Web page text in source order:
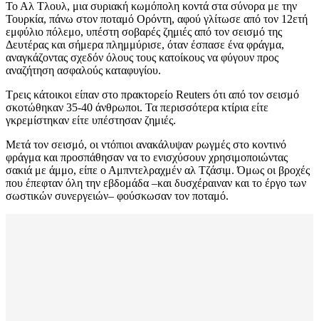
Το Αλ Τλουλ, μια συριακή κωμόπολη κοντά στα σύνορα με την
Τουρκία, πάνω στον ποταμό Ορόντη, αφού γλίτωσε από τον 12ετή
εμφύλιο πόλεμο, υπέστη σοβαρές ζημιές από τον σεισμό της
Δευτέρας και σήμερα πλημμύρισε, όταν έσπασε ένα φράγμα,
αναγκάζοντας σχεδόν όλους τους κατοίκους να φύγουν προς
αναζήτηση ασφαλούς καταφυγίου.
Τρεις κάτοικοι είπαν στο πρακτορείο Reuters ότι από τον σεισμό
σκοτώθηκαν 35-40 άνθρωποι. Τα περισσότερα κτίρια είτε
γκρεμίστηκαν είτε υπέστησαν ζημιές.
Μετά τον σεισμό, οι ντόπιοι ανακάλυψαν ρωγμές στο κοντινό
φράγμα και προσπάθησαν να το ενισχύσουν χρησιμοποιώντας
σακιά με άμμο, είπε ο Αμπντελραχμέν αλ Τζάσιμ. Όμως οι βροχές
που έπεφταν όλη την εβδομάδα –και δυσχέραιναν και το έργο των
σωστικών συνεργειών– φούσκωσαν τον ποταμό.